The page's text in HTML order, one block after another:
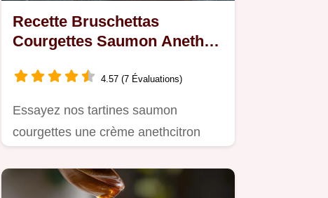
Recette Bruschettas
Courgettes Saumon Aneth
4.57 (7 Évaluations)
Essayez nos tartines saumon
courgettes une crème anethcitron